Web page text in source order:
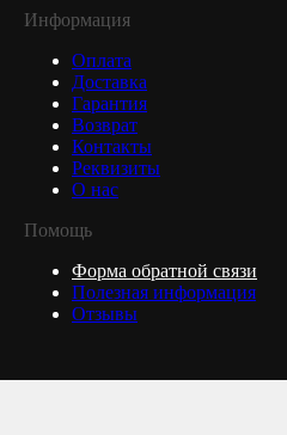
Информация
Оплата
Доставка
Гарантия
Возврат
Контакты
Реквизиты
О нас
Помощь
Форма обратной связи
Полезная информация
Отзывы